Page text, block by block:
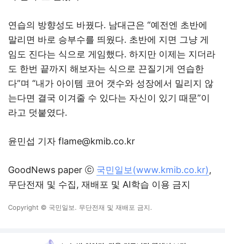
연습의 방향성도 바꿨다. 남대근은 “예전엔 초반에
말리면 바로 승부수를 띄웠다. 초반에 지면 그냥 게
임도 진다는 식으로 게임했다. 하지만 이제는 지더라
도 한번 끝까지 해보자는 식으로 끈질기게 연습한
다”며 “내가 아이템 코어 갯수와 성장에서 밀리지 않
는다면 결국 이겨줄 수 있다는 자신이 있기 때문”이
라고 덧붙였다.
윤민섭 기자 flame@kmib.co.kr
GoodNews paper ⓒ 국민일보(www.kmib.co.kr),
무단전재 및 수집, 재배포 및 AI학습 이용 금지
Copyright © 국민일보. 무단전재 및 재배포 금지.